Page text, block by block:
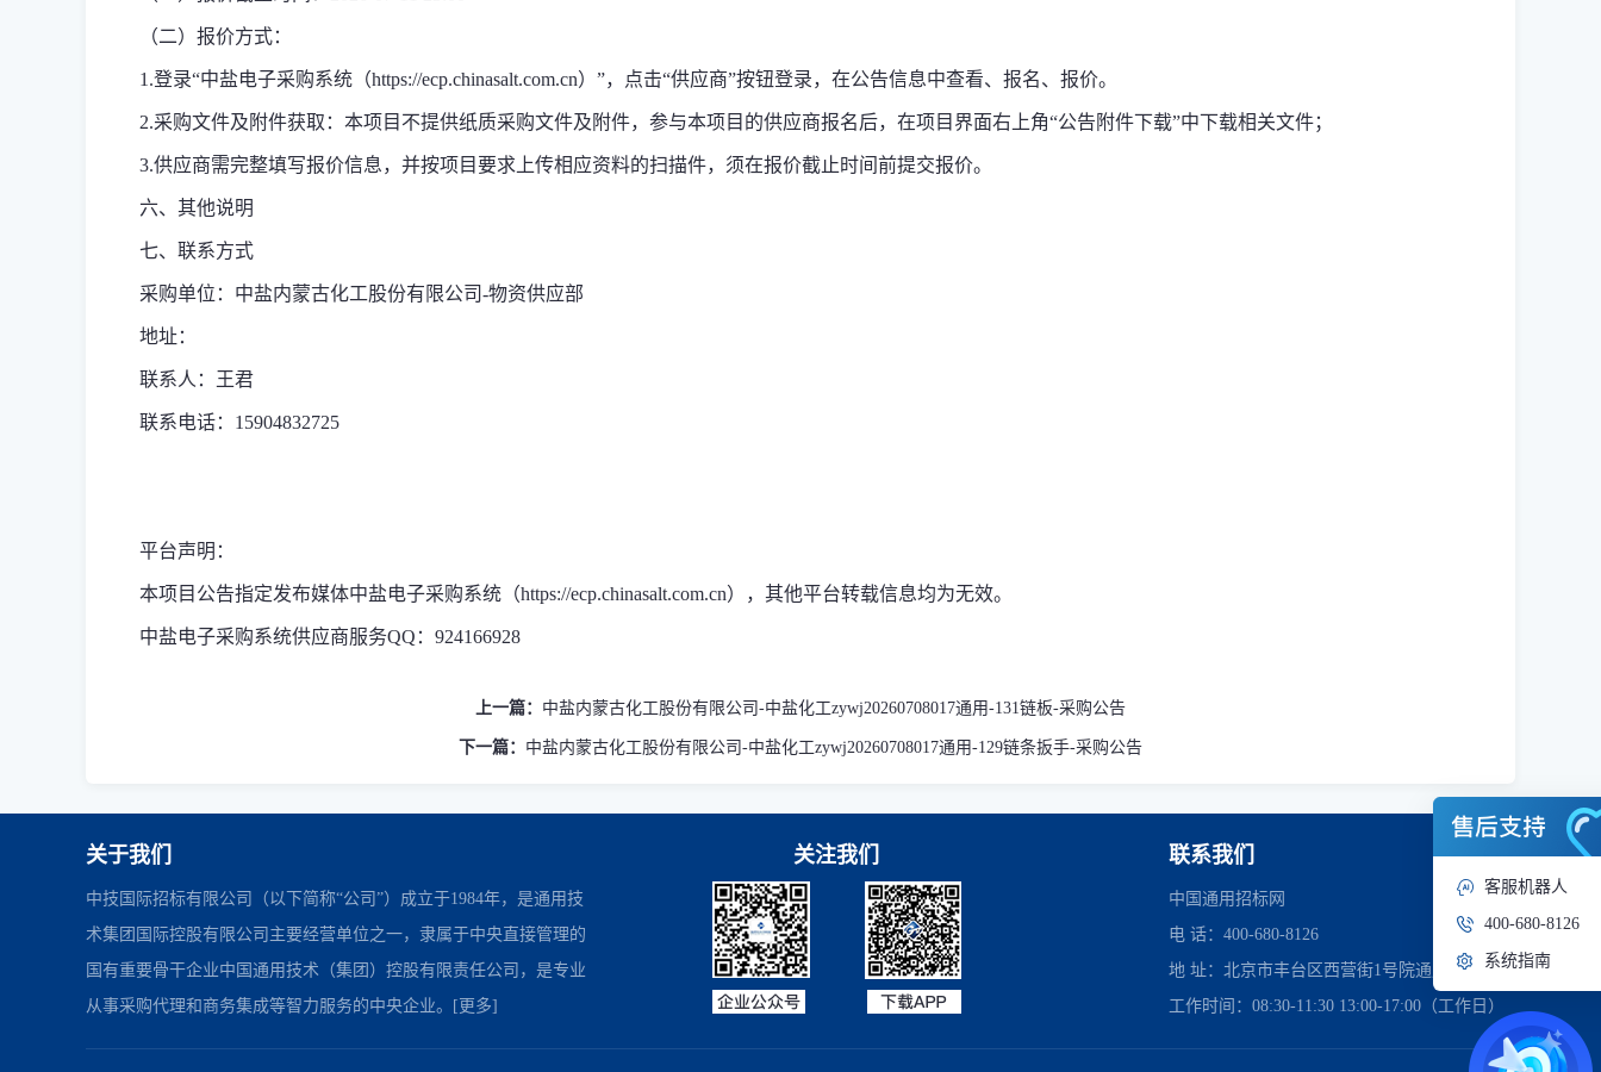
（二）报价方式：
1.登录“中盐电子采购系统（https://ecp.chinasalt.com.cn）”，点击“供应商”按钮登录，在公告信息中查看、报名、报价。
2.采购文件及附件获取： 本项目不提供纸质采购文件及附件，参与本项目的供应商报名后，在项目界面右上角“公告附件下载”中下载相关文件；
3.供应商需完整填写报价信息，并按项目要求上传相应资料的扫描件，须在报价截止时间前提交报价。
六、其他说明
七、联系方式
采购单位：中盐内蒙古化工股份有限公司-物资供应部
地址：
联系人：王君
联系电话：15904832725
平台声明：
本项目公告指定发布媒体中盐电子采购系统（https://ecp.chinasalt.com.cn），其他平台转载信息均为无效。
中盐电子采购系统供应商服务QQ：924166928
上一篇： 中盐内蒙古化工股份有限公司-中盐化工zywj20260708017通用-131链板-采购公告
下一篇： 中盐内蒙古化工股份有限公司-中盐化工zywj20260708017通用-129链条扳手-采购公告
关于我们
中技国际招标有限公司（以下简称“公司”）成立于1984年，是通用技
术集团国际控股有限公司主要经营单位之一，隶属于中央直接管理的
国有重要骨干企业中国通用技术（集团）控股有限责任公司，是专业
从事采购代理和商务集成等智力服务的中央企业。
[更多]
关注我们 联系我们
中国通用招标网
电 话：400-680-8126
地 址：北京市丰台区西营街1号院通用时代中心
工作时间：08:30-11:30 13:00-17:00（工作日）
客服机器人
400-680-8126
系统指南